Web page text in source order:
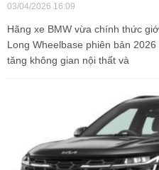
03/04/2026 16:09
Hãng xe BMW vừa chính thức
Long Wheelbase phiên bản
tăng không gian nội thất và